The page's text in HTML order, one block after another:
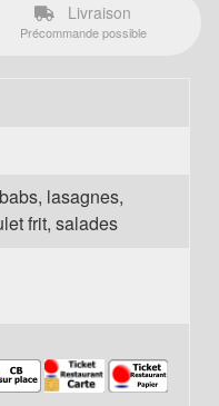
Livraison
Précommande possible
lasagnes,
frit, salades